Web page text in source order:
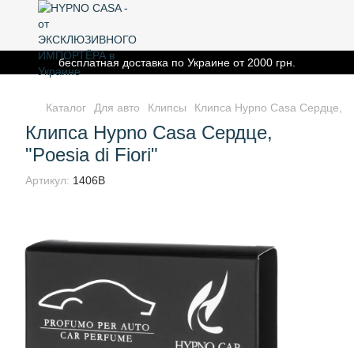
бесплатная доставка по Украине от 2000 грн.
Каталог Для авто Клипсы Клипса Hypno Casa Сердце,
Клипса Hypno Casa Сердце,
"Poesia di Fiori"
Артикул: 1406B